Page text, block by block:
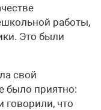
работы,
Это были
свой
было приятно:
говорили, что